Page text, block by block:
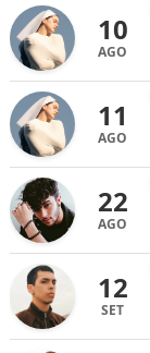
10
AGO
11
AGO
22
AGO
12
SET